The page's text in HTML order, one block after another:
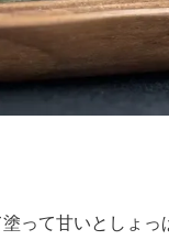
って甘いとしょっ